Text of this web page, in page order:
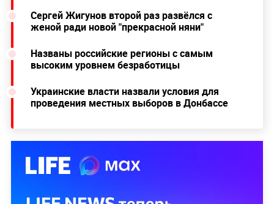
Сергей Жигунов второй раз развёлся с
женой ради новой "прекрасной няни"
Названы российские регионы с самым
высоким уровнем безработицы
Украинские власти назвали условия для
проведения местных выборов в Донбассе